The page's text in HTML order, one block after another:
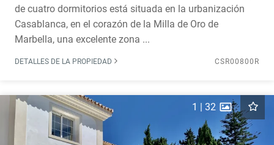
de cuatro dormitorios está situada en la urbanización
Casablanca, en el corazón de la Milla de Oro de
Marbella, una excelente zona ...
DETALLES DE LA PROPIEDAD CSR00800R
1 | 32